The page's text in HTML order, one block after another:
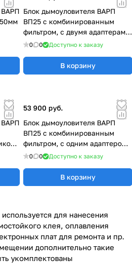
ВАРП Блок дымоуловителя ВАРП
ВП25 с комбинированным
фильтром, с двумя адаптерами
для дымоприемников
0 0 Доступно к заказу
В корзину
ВАРП
53 900 руб.
Блок дымоуловителя ВАРП
ВП25 с комбинированным
фильтром, с одним адаптером
для дымоприемника
0 0 Доступно к заказу
В корзину
для нанесения
клея, оплавления
плат для ремонта и пр.
дополнительно такие
укомплектованы